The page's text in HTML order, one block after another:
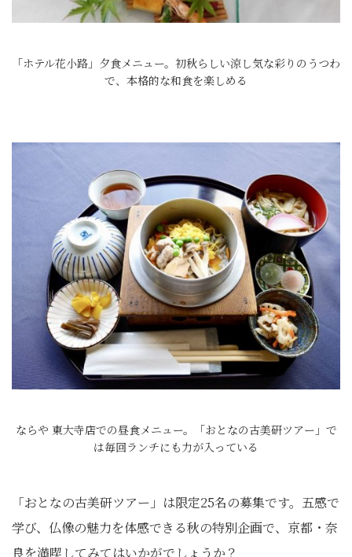
「ホテル花小路」夕食メニュー。初秋らしい涼し気な彩りのうつわ
で、本格的な和食を楽しめる
ならや 東大寺店での昼食メニュー。「おとなの古美研ツアー」で
は毎回ランチにも力が入っている
「おとなの古美研ツアー」は限定25名の募集です。五感で
学び、仏像の魅力を体感できる秋の特別企画で、京都・奈
良を満喫してみてはいかがでしょうか？